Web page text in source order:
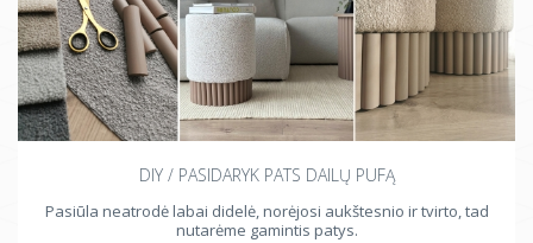
DIY / PASIDARYK PATS DAILŲ PUFĄ
Pasiūla neatrodė labai didelė, norėjosi aukštesnio ir tvirto, tad
nutarėme gamintis patys.